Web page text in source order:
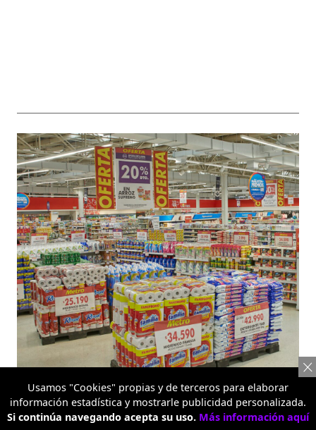
Metro Alquería
Usamos "Cookies" propias y de terceros para elaborar
información estadística y mostrarle publicidad personalizada.
Si continúa navegando acepta su uso. Más información aquí